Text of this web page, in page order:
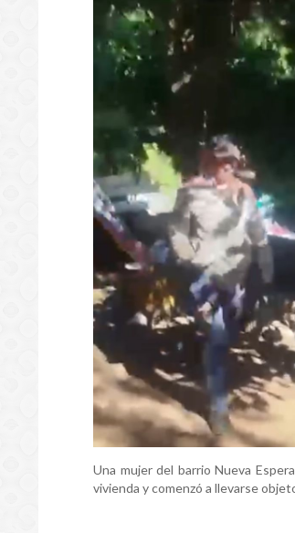
Una mujer del barrio Nueva
vivienda y comenzó a llevarse